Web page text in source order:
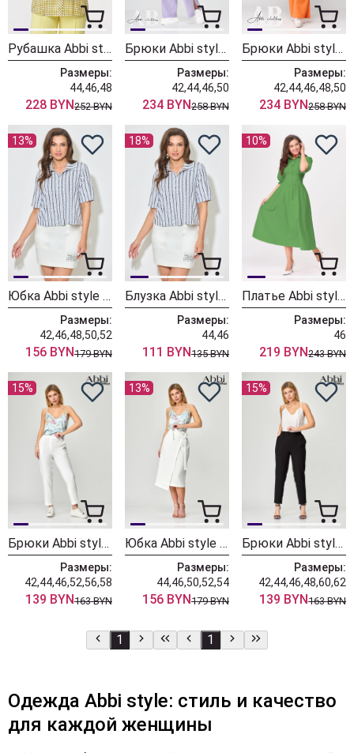
Рубашка Abbi style 4016 желтая клетка
Размеры:
44,46,48
228 BYN252 BYN
Брюки Abbi style 2009 лиловый
Размеры:
42,44,46,50
234 BYN258 BYN
Брюки Abbi style 2009 манго
Размеры:
42,44,46,48,50
234 BYN258 BYN
13%
Юбка Abbi style 3002 белый
Размеры:
42,46,48,50,52
156 BYN179 BYN
18%
Блузка Abbi style 4019 белый
Размеры:
44,46
111 BYN135 BYN
10%
Платье Abbi style 1013 зелёный
Размеры:
46
219 BYN243 BYN
15%
Брюки Abbi style 2002 белый
Размеры:
42,44,46,52,56,58
139 BYN163 BYN
13%
Юбка Abbi style 3001 белый
Размеры:
44,46,50,52,54
156 BYN179 BYN
15%
Брюки Abbi style 2002 черный
Размеры:
42,44,46,48,60,62
139 BYN163 BYN
1 1
Одежда Abbi style: стиль и качество
для каждой женщины